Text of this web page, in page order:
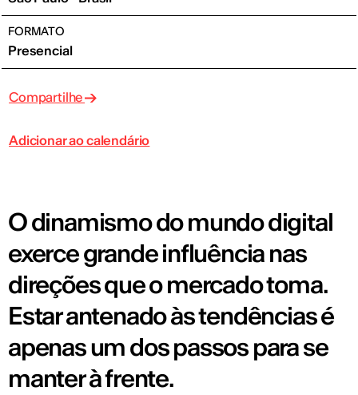
FORMATO
Presencial
Compartilhe
Adicionar ao calendário
O dinamismo do mundo digital
exerce grande influência nas
direções que o mercado toma.
Estar antenado às tendências é
apenas um dos passos para se
manter à frente.